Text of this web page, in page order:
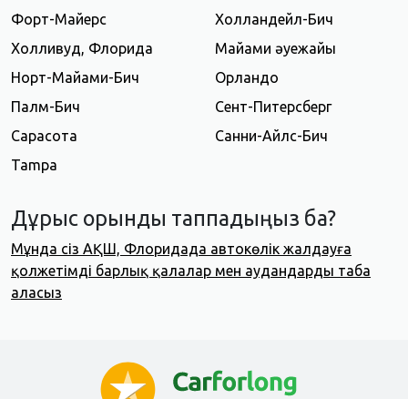
Форт-Майерс
Холландейл-Бич
Холливуд, Флорида
Майами әуежайы
Норт-Майами-Бич
Орландо
Палм-Бич
Сент-Питерсберг
Сарасота
Санни-Айлс-Бич
Tampa
Дұрыс орынды таппадыңыз ба?
Мұнда сіз АҚШ, Флоридада автокөлік жалдауға
қолжетімді барлық қалалар мен аудандарды таба
аласыз